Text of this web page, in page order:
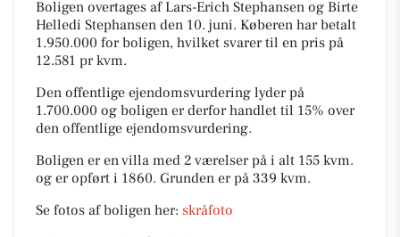
Boligen overtages af Lars-Erich Stephansen og Birte
Helledi Stephansen den 10. juni. Køberen har betalt
1.950.000 for boligen, hvilket svarer til en pris på
12.581 pr kvm.
Den offentlige ejendomsvurdering lyder på
1.700.000 og boligen er derfor handlet til 15% over
den offentlige ejendomsvurdering.
Boligen er en villa med 2 værelser på i alt 155 kvm.
og er opført i 1860. Grunden er på 339 kvm.
Se fotos af boligen her: skråfoto